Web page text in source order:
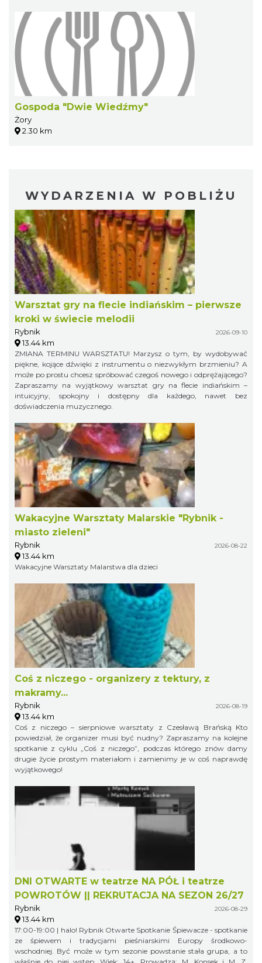
Gospoda "Dwie Wiedźmy"
Żory
2.30 km
WYDARZENIA W POBLIŻU
Warsztat gry na flecie indiańskim – pierwsze
kroki w świecie melodii
Rybnik 2026-09-10
13.44 km
ZMIANA TERMINU WARSZTATU! Marzysz o tym, by wydobywać
piękne, kojące dźwięki z instrumentu o niezwykłym brzmieniu? A
może po prostu chcesz spróbować czegoś nowego i odprężającego?
Zapraszamy na wyjątkowy warsztat gry na flecie indiańskim –
intuicyjny, spokojny i dostępny dla każdego, nawet bez
doświadczenia muzycznego.
Wakacyjne Warsztaty Malarskie "Rybnik -
miasto zieleni"
Rybnik 2026-08-22
13.44 km
Wakacyjne Warsztaty Malarstwa dla dzieci
Coś z niczego - organizery z tektury, z
makramy...
Rybnik 2026-08-19
13.44 km
Coś z niczego – sierpniowe warsztaty z Czesławą Brańską Kto
powiedział, że organizer musi być nudny? Zapraszamy na kolejne
spotkanie z cyklu „Coś z niczego”, podczas którego znów damy
drugie życie prostym materiałom i zamienimy je w coś naprawdę
wyjątkowego!
DNI OTWARTE w teatrze NA PÓŁ i teatrze
POWROTÓW || REKRUTACJA NA SEZON 26/27
Rybnik 2026-08-29
13.44 km
17:00-19:00 | halo! Rybnik Otwarte Spotkanie Śpiewacze - spotkanie
ze śpiewem i tradycjami pieśniarskimi Europy środkowo-
wschodniej. Być może w tym sezonie powstanie stała grupa, a to